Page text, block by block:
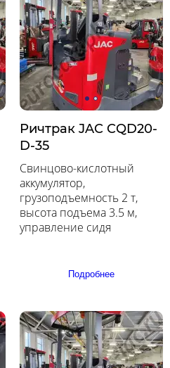
Ричтрак JAC CQD20-
D-35
Свинцово-кислотный
аккумулятор,
грузоподъемность 2 т,
высота подъема 3.5 м,
управление сидя
Подробнее